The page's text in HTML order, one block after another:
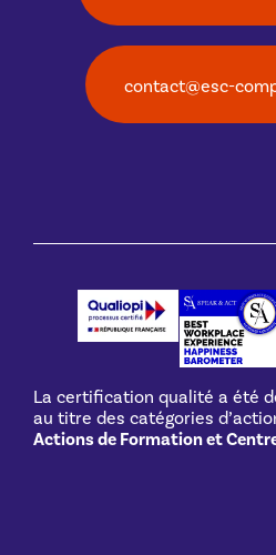
contact@esc-
La certification qualité a été
au titre des catégories
Actions de Formation et